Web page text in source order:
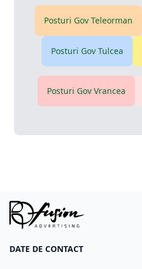
Posturi Gov Teleorman
Posturi Gov Tulcea
Posturi Gov Vrancea
DATE DE CONTACT